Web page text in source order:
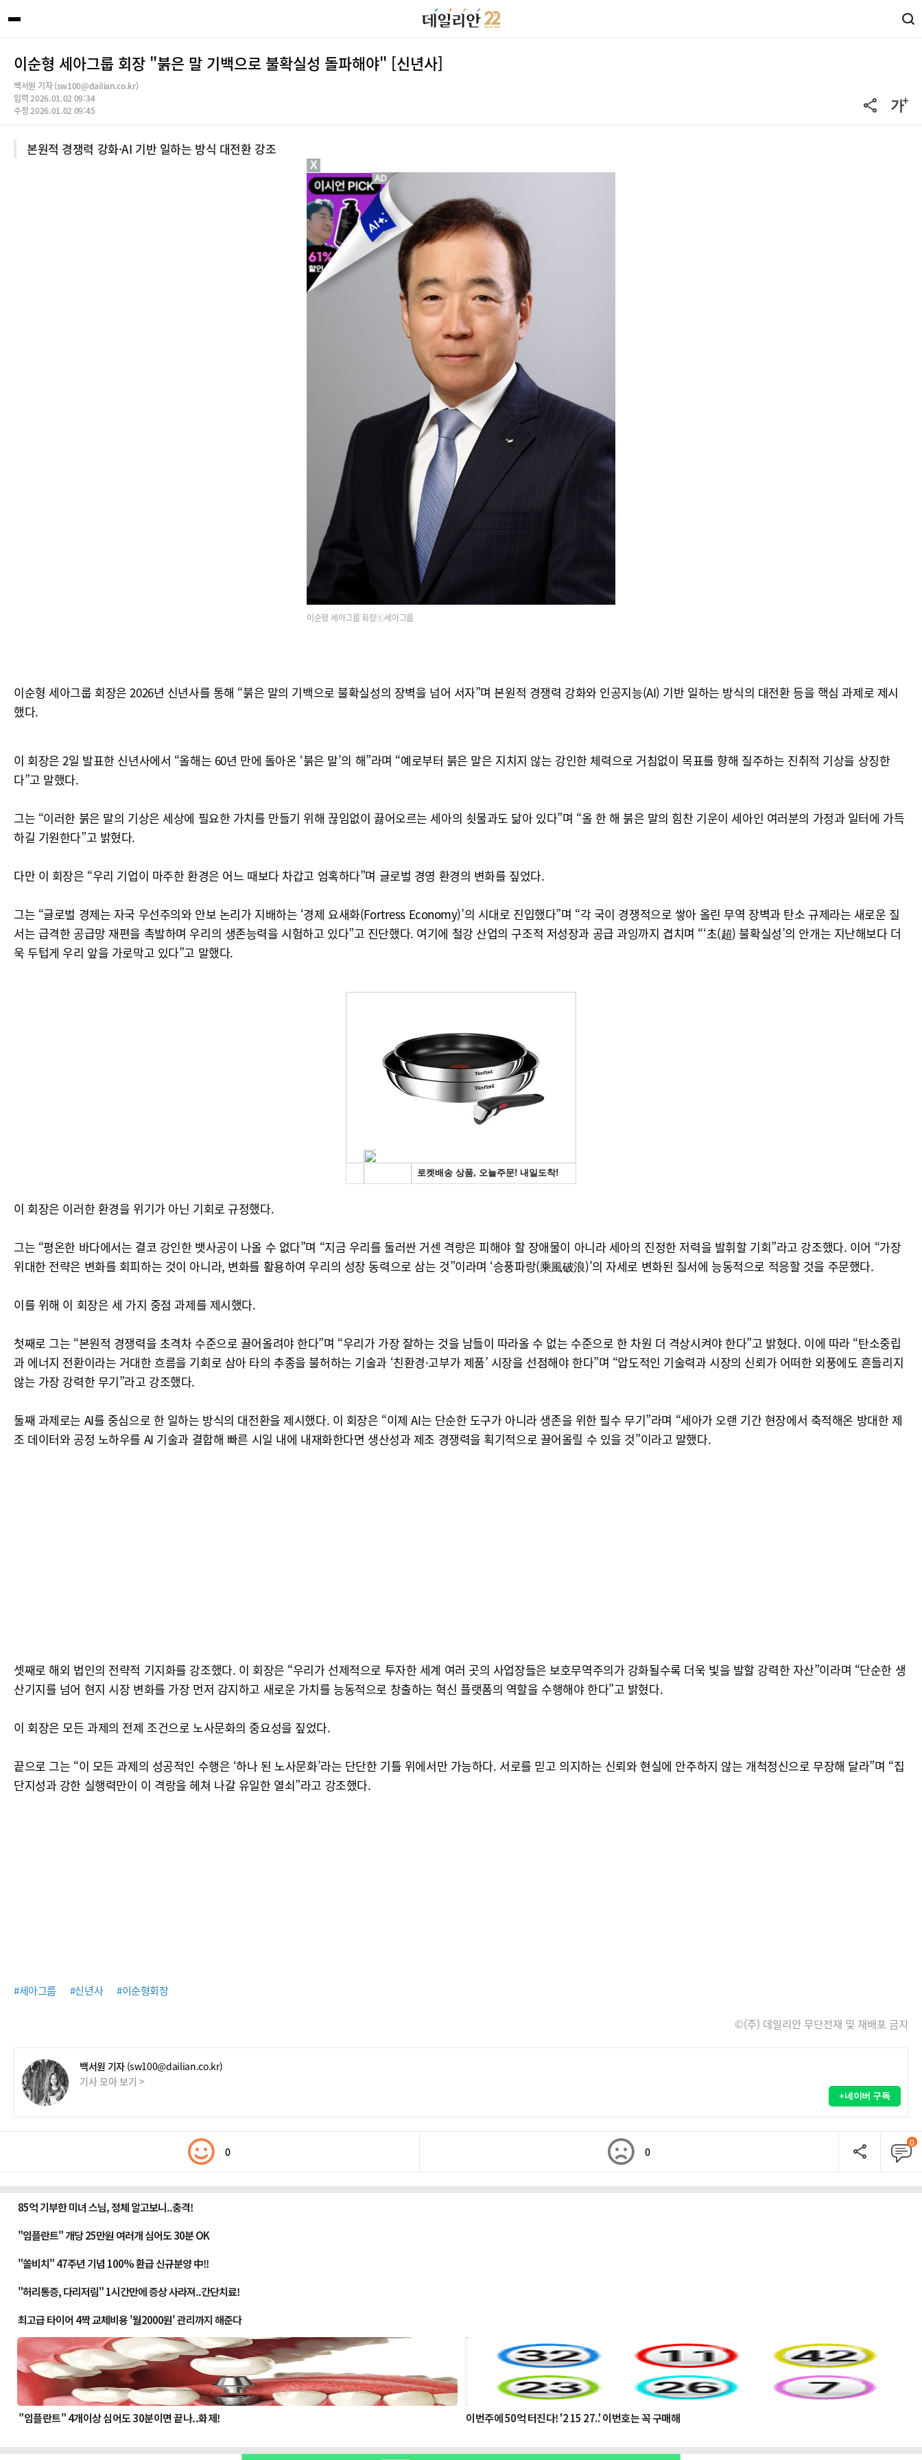
이순형 세아그룹 회장 "붉은 말 기백으로 불확실성 돌파해야" [신년사]
백서원 기자 (sw100@dailian.co.kr)
입력 2026.01.02 09:34
수정 2026.01.02 09:45
본원적 경쟁력 강화·AI 기반 일하는 방식 대전환 강조
이순형 세아그룹 회장ⓒ세아그룹
이순형 세아그룹 회장은 2026년 신년사를 통해 “붉은 말의 기백으로 불확실성의 장벽을 넘어 서자”며 본원적 경쟁력 강화와 인공지능(AI) 기반 일하는 방식의 대전환 등을 핵심 과제로 제시
했다.
이 회장은 2일 발표한 신년사에서 “올해는 60년 만에 돌아온 ‘붉은 말’의 해”라며 “예로부터 붉은 말은 지치지 않는 강인한 체력으로 거침없이 목표를 향해 질주하는 진취적 기상을 상징한
다”고 말했다.
그는 “이러한 붉은 말의 기상은 세상에 필요한 가치를 만들기 위해 끊임없이 끓어오르는 세아의 쇳물과도 닮아 있다”며 “올 한 해 붉은 말의 힘찬 기운이 세아인 여러분의 가정과 일터에 가득
하길 기원한다”고 밝혔다.
다만 이 회장은 “우리 기업이 마주한 환경은 어느 때보다 차갑고 엄혹하다”며 글로벌 경영 환경의 변화를 짚었다.
그는 “글로벌 경제는 자국 우선주의와 안보 논리가 지배하는 ‘경제 요새화(Fortress Economy)’의 시대로 진입했다”며 “각 국이 경쟁적으로 쌓아 올린 무역 장벽과 탄소 규제라는 새로운 질
서는 급격한 공급망 재편을 촉발하며 우리의 생존능력을 시험하고 있다”고 진단했다. 여기에 철강 산업의 구조적 저성장과 공급 과잉까지 겹치며 “‘초(超) 불확실성’의 안개는 지난해보다 더
욱 두텁게 우리 앞을 가로막고 있다”고 말했다.
이 회장은 이러한 환경을 위기가 아닌 기회로 규정했다.
그는 “평온한 바다에서는 결코 강인한 뱃사공이 나올 수 없다”며 “지금 우리를 둘러싼 거센 격랑은 피해야 할 장애물이 아니라 세아의 진정한 저력을 발휘할 기회”라고 강조했다. 이어 “가장
위대한 전략은 변화를 회피하는 것이 아니라, 변화를 활용하여 우리의 성장 동력으로 삼는 것”이라며 ‘승풍파랑(乘風破浪)’의 자세로 변화된 질서에 능동적으로 적응할 것을 주문했다.
이를 위해 이 회장은 세 가지 중점 과제를 제시했다.
첫째로 그는 “본원적 경쟁력을 초격차 수준으로 끌어올려야 한다”며 “우리가 가장 잘하는 것을 남들이 따라올 수 없는 수준으로 한 차원 더 격상시켜야 한다”고 밝혔다. 이에 따라 “탄소중립
과 에너지 전환이라는 거대한 흐름을 기회로 삼아 타의 추종을 불허하는 기술과 ‘친환경·고부가 제품’ 시장을 선점해야 한다”며 “압도적인 기술력과 시장의 신뢰가 어떠한 외풍에도 흔들리지
않는 가장 강력한 무기”라고 강조했다.
둘째 과제로는 AI를 중심으로 한 일하는 방식의 대전환을 제시했다. 이 회장은 “이제 AI는 단순한 도구가 아니라 생존을 위한 필수 무기”라며 “세아가 오랜 기간 현장에서 축적해온 방대한 제
조 데이터와 공정 노하우를 AI 기술과 결합해 빠른 시일 내에 내재화한다면 생산성과 제조 경쟁력을 획기적으로 끌어올릴 수 있을 것”이라고 말했다.
셋째로 해외 법인의 전략적 기지화를 강조했다. 이 회장은 “우리가 선제적으로 투자한 세계 여러 곳의 사업장들은 보호무역주의가 강화될수록 더욱 빛을 발할 강력한 자산”이라며 “단순한 생
산기지를 넘어 현지 시장 변화를 가장 먼저 감지하고 새로운 가치를 능동적으로 창출하는 혁신 플랫폼의 역할을 수행해야 한다”고 밝혔다.
이 회장은 모든 과제의 전제 조건으로 노사문화의 중요성을 짚었다.
끝으로 그는 “이 모든 과제의 성공적인 수행은 ‘하나 된 노사문화’라는 단단한 기틀 위에서만 가능하다. 서로를 믿고 의지하는 신뢰와 현실에 안주하지 않는 개척정신으로 무장해 달라”며 “집
단지성과 강한 실행력만이 이 격랑을 헤쳐 나갈 유일한 열쇠”라고 강조했다.
#세아그룹 #신년사 #이순형회장
©(주) 데일리안 무단전재 및 재배포 금지
백서원 기자 (sw100@dailian.co.kr)
기사 모아 보기 >
+네이버 구독
0 0
0
X